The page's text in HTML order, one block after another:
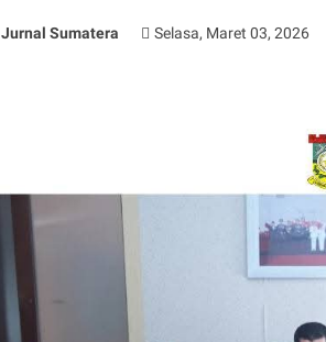
Jurnal Sumatera Selasa, Maret 03, 2026